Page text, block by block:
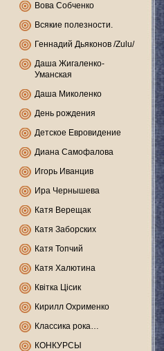
Вова Собченко
Всякие полезности.
Геннадий Дьяконов /Zulu/
Даша Жигаленко-
Уманская
Даша Миколенко
День рождения
Детское Евровидение
Диана Самофалова
Игорь Иванцив
Ира Чернышева
Катя Верещак
Катя Заборских
Катя Топчий
Катя Халютина
Квітка Цісик
Кирилл Охрименко
Классика рока…
КОНКУРСЫ